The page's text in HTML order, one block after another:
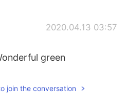
2020.04.13 03:57
green
join the conversation